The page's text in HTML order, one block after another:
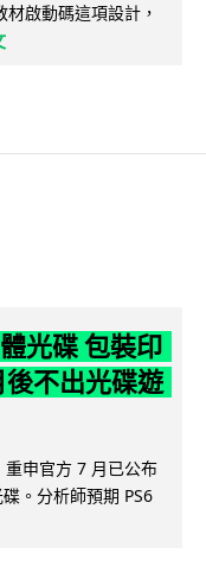
啟動碼這項設計，
光碟 包裝印
不出光碟遊
申官方 7 月已公布
。分析師預期 PS6